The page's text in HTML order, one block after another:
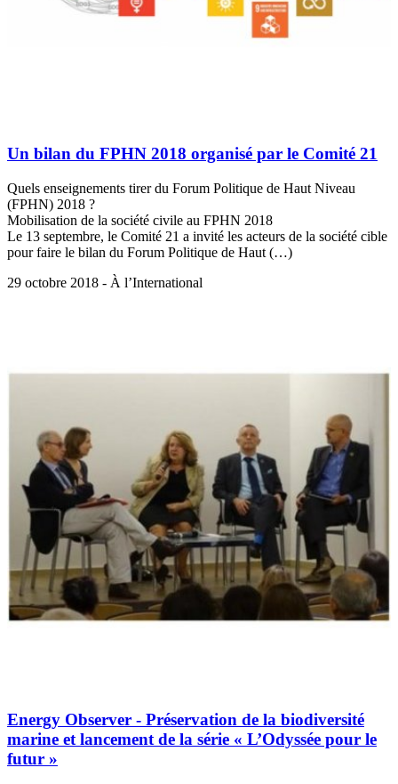
Un bilan du FPHN 2018 organisé par le Comité 21
Quels enseignements tirer du Forum Politique de Haut Niveau
(FPHN) 2018 ?
Mobilisation de la société civile au FPHN 2018
Le 13 septembre, le Comité 21 a invité les acteurs de la société cible
pour faire le bilan du Forum Politique de Haut (…)
29 octobre 2018 - À l’International
Energy Observer - Préservation de la biodiversité
marine et lancement de la série « L’Odyssée pour le
futur »